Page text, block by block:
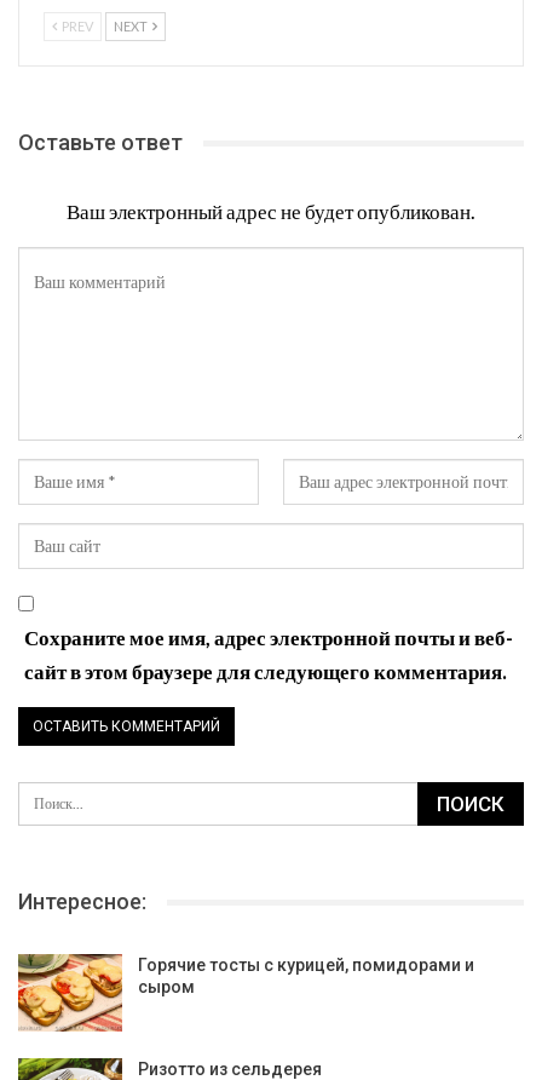
PREV NEXT
Оставьте ответ
Ваш электронный адрес не будет опубликован.
Сохраните мое имя, адрес электронной почты и веб-
сайт в этом браузере для следующего комментария.
Интересное:
Горячие тосты с курицей, помидорами и
сыром
Ризотто из сельдерея